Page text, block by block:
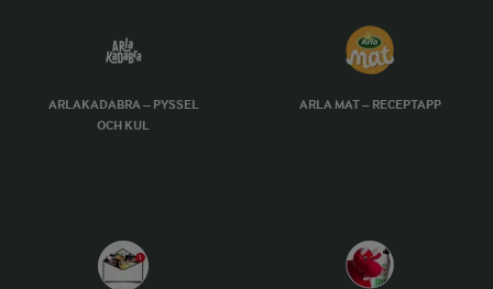
ARLAKADABRA – PYSSEL
OCH KUL
ARLA MAT – RECEPTAPP